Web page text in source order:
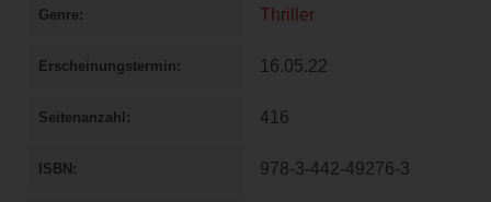
Genre Thriller
Erscheinungstermin 16.05.22
Seitenanzahl 416
ISBN 978-3-442-49276-3